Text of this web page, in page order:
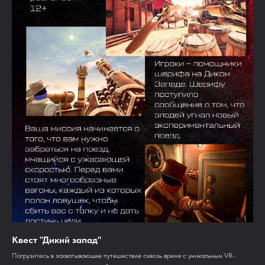
Квест "Дикий запад"
Погрузитесь в захватывающее путешествие сквозь время с уникальным VR-